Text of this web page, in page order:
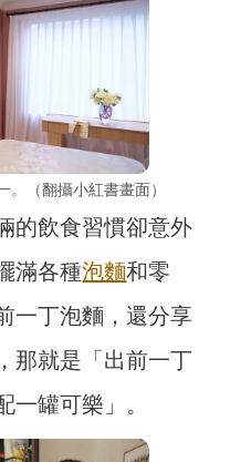
（翻攝小紅書畫面）
的飲食習慣卻意外
滿各種泡麵和零
一丁泡麵，還分享
那就是「出前一丁
一罐可樂」。